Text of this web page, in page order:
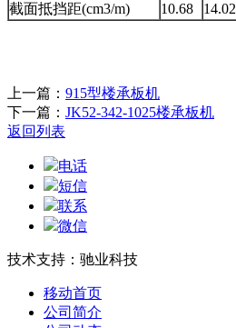
截面抵挡距(cm3/m)
10.68 14.02
上一篇： 915型楼承板机
下一篇： JK52-342-1025楼承板机
返回列表
电话
短信
联系
微信
技术支持：驰业科技
移动首页
公司简介